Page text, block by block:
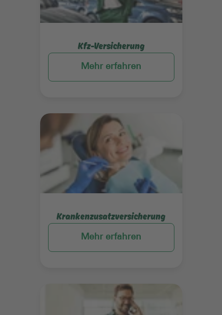
Kfz-Versicherung
Mehr erfahren
Krankenzusatzversicherung
Mehr erfahren
Mehr erfahren